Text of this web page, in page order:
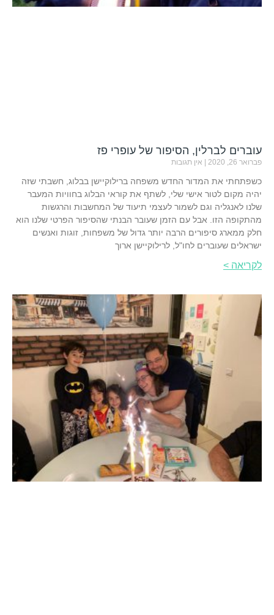
עוברים לברלין, הסיפור של עופרי פז
פברואר 26, 2020 אין תגובות
כשפתחתי את המדור החדש משפחה ברילוקיישן בבלוג, חשבתי שזה
יהיה מקום לטור אישי שלי, לשתף את קוראי הבלוג בחוויות המעבר
שלנו לאנגליה וגם לשמור לעצמי תיעוד של המחשבות והרגשות
מהתקופה הזו. אבל עם הזמן שעובר הבנתי שהסיפור הפרטי שלנו הוא
חלק ממארג סיפורים הרבה יותר גדול של משפחות, זוגות ואנשים
ישראלים שעוברים לחו"ל, לרילוקיישן ארוך
לקריאה >